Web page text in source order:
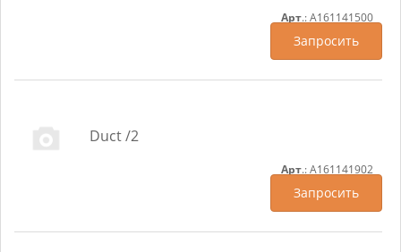
Арт.: A161141500
Запросить
Duct /2
Арт.: A161141902
Запросить